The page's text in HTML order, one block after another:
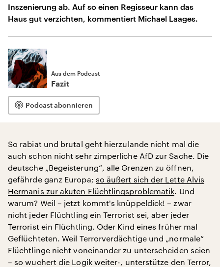
Inszenierung ab. Auf so einen Regisseur kann das
Haus gut verzichten, kommentiert Michael Laages.
Aus dem Podcast
Fazit
Podcast abonnieren
So rabiat und brutal geht hierzulande nicht mal die
auch schon nicht sehr zimperliche AfD zur Sache. Die
deutsche „Begeisterung“, alle Grenzen zu öffnen,
gefährde ganz Europa; so äußert sich der Lette Alvis
Hermanis zur akuten Flüchtlingsproblematik. Und
warum? Weil – jetzt kommt's knüppeldick! – zwar
nicht jeder Flüchtling ein Terrorist sei, aber jeder
Terrorist ein Flüchtling. Oder Kind eines früher mal
Geflüchteten. Weil Terrorverdächtige und „normale“
Flüchtlinge nicht voneinander zu unterscheiden seien
– so wuchert die Logik weiter-, unterstütze den Terror,